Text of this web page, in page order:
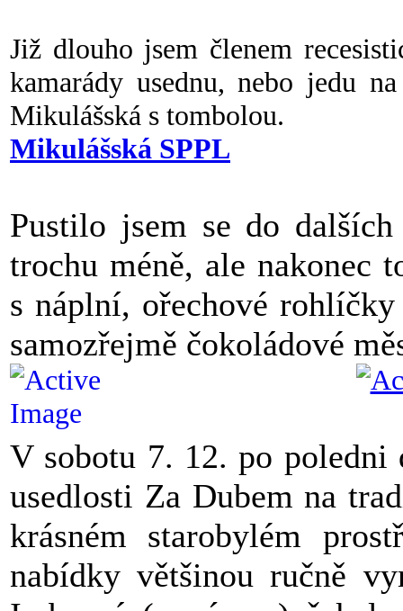
Již dlouho jsem členem
kamarády usednu, nebo jedu
Mikulášská s tombolou.
Mikulášská SPPL
Pustilo jsem se do
trochu méně, ale nakonec
s náplní, ořechové
samozřejmě čokoládové
V sobotu 7. 12. po
usedlosti Za Dubem na
krásném starobylém
nabídky většinou ručně